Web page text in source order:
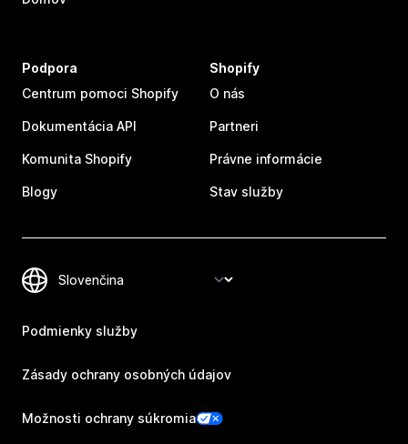
Podpora
Centrum pomoci Shopify
Dokumentácia API
Komunita Shopify
Blogy
Shopify
O nás
Partneri
Právne informácie
Stav služby
Podmienky služby
Zásady ochrany osobných údajov
Možnosti ochrany súkromia